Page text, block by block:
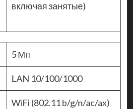
включая занятые)
5 Мп
LAN 10/100/1000
WiFi (802.11 b/g/n/ac/ax)